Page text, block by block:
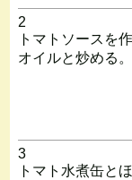
2
トマトソースを
オイルと炒める。
3
トマト水煮缶と